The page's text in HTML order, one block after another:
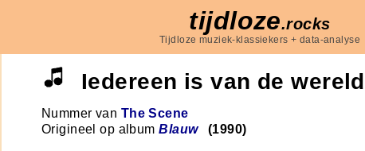
tijdloze.rocks
Tijdloze muziek-klassiekers + data-analyse
Iedereen is van de wereld
Nummer van The Scene
Origineel op albumBlauw (1990)